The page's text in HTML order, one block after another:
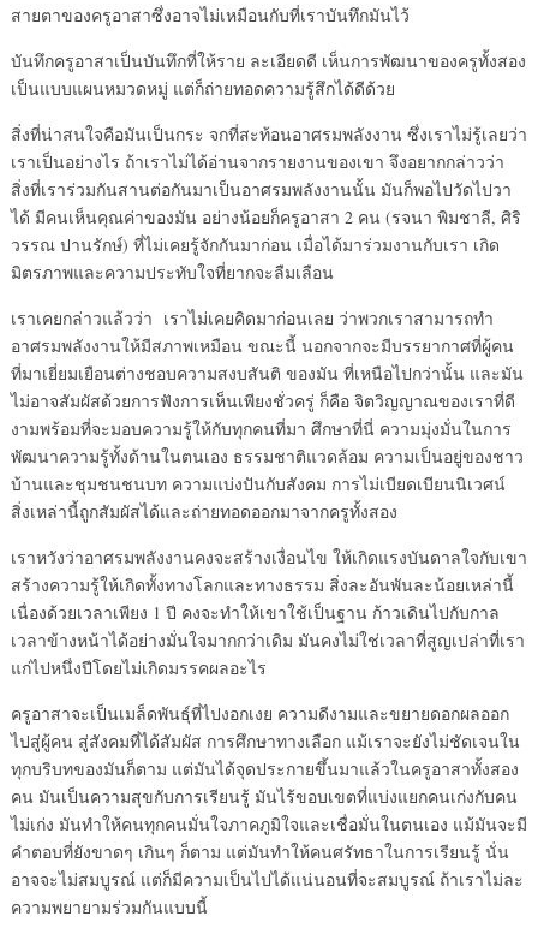
สายตาของครูอาสาซึ่งอาจไม่เหมือนกับที่เราบันทึกมันไว้
บันทึกครูอาสาเป็นบันทึกที่ให้ราย ละเอียดดี เห็นการพัฒนาของครูทั้งสอง
เป็นแบบแผนหมวดหมู่ แต่ก็ถ่ายทอดความรู้สึกได้ดีด้วย
สิ่งที่น่าสนใจคือมันเป็นกระ จกที่สะท้อนอาศรมพลังงาน ซึ่งเราไม่รู้เลยว่า
เราเป็นอย่างไร ถ้าเราไม่ได้อ่านจากรายงานของเขา จึงอยากกล่าวว่า
สิ่งที่เราร่วมกันสานต่อกันมาเป็นอาศรมพลังงานนั้น มันก็พอไปวัดไปวา
ได้ มีคนเห็นคุณค่าของมัน อย่างน้อยก็ครูอาสา 2 คน (รจนา พิมชาลี, ศิริ
วรรณ ปานรักษ์) ที่ไม่เคยรู้จักกันมาก่อน เมื่อได้มาร่วมงานกับเรา เกิด
มิตรภาพและความประทับใจที่ยากจะลืมเลือน
เราเคยกล่าวแล้วว่า เราไม่เคยคิดมาก่อนเลย ว่าพวกเราสามารถทำ
อาศรมพลังงานให้มีสภาพเหมือน ขณะนี้ นอกจากจะมีบรรยากาศที่ผู้คน
ที่มาเยี่ยมเยือนต่างชอบความสงบสันติ ของมัน ที่เหนือไปกว่านั้น และมัน
ไม่อาจสัมผัสด้วยการฟังการเห็นเพียงชั่วครู่ ก็คือ จิตวิญญาณของเราที่ดี
งามพร้อมที่จะมอบความรู้ให้กับทุกคนที่มา ศึกษาที่นี่ ความมุ่งมั่นในการ
พัฒนาความรู้ทั้งด้านในตนเอง ธรรมชาติแวดล้อม ความเป็นอยู่ของชาว
บ้านและชุมชนชนบท ความแบ่งปันกับสังคม การไม่เบียดเบียนนิเวศน์
สิ่งเหล่านี้ถูกสัมผัสได้และถ่ายทอดออกมาจากครูทั้งสอง
เราหวังว่าอาศรมพลังงานคงจะสร้างเงื่อนไข ให้เกิดแรงบันดาลใจกับเขา
สร้างความรู้ให้เกิดทั้งทางโลกและทางธรรม สิ่งละอันพันละน้อยเหล่านี้
เนื่องด้วยเวลาเพียง 1 ปี คงจะทำให้เขาใช้เป็นฐาน ก้าวเดินไปกับกาล
เวลาข้างหน้าได้อย่างมั่นใจมากกว่าเดิม มันคงไม่ใช่เวลาที่สูญเปล่าที่เรา
แก่ไปหนึ่งปีโดยไม่เกิดมรรคผลอะไร
ครูอาสาจะเป็นเมล็ดพันธุ์ที่ไปงอกเงย ความดีงามและขยายดอกผลออก
ไปสู่ผู้คน สู่สังคมที่ได้สัมผัส การศึกษาทางเลือก แม้เราจะยังไม่ชัดเจนใน
ทุกบริบทของมันก็ตาม แต่มันได้จุดประกายขึ้นมาแล้วในครูอาสาทั้งสอง
คน มันเป็นความสุขกับการเรียนรู้ มันไร้ขอบเขตที่แบ่งแยกคนเก่งกับคน
ไม่เก่ง มันทำให้คนทุกคนมั่นใจภาคภูมิใจและเชื่อมั่นในตนเอง แม้มันจะมี
คำตอบที่ยังขาดๆ เกินๆ ก็ตาม แต่มันทำให้คนศรัทธาในการเรียนรู้ นั่น
อาจจะไม่สมบูรณ์ แต่ก็มีความเป็นไปได้แน่นอนที่จะสมบูรณ์ ถ้าเราไม่ละ
ความพยายามร่วมกันแบบนี้